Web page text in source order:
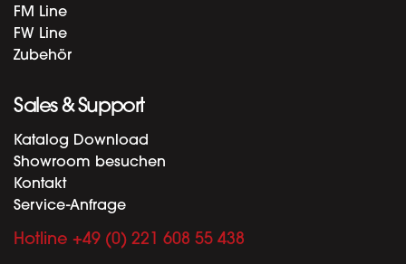
FM Line
FW Line
Zubehör
Sales & Support
Katalog Download
Showroom besuchen
Kontakt
Service-Anfrage
Hotline +49 (0) 221 608 55 438